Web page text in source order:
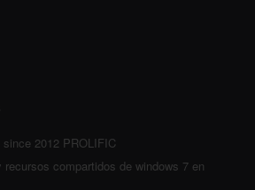
2012 PROLIFIC
recursos compartidos de windows 7 en